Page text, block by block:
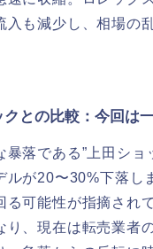
入も減少し、相場の
クとの比較：今回は
落である”上田ショ
ルが20〜30%下落し
る可能性が指摘され
り、現在は転売業者